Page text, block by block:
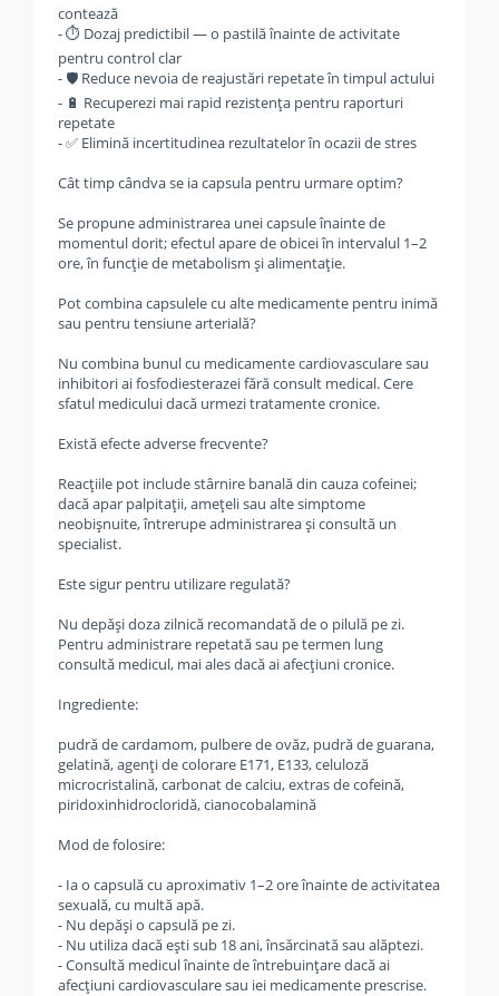
contează
- ⏱️ Dozaj predictibil — o pastilă înainte de activitate
pentru control clar
- 🛡️ Reduce nevoia de reajustări repetate în timpul actului
- 🔋 Recuperezi mai rapid rezistența pentru raporturi
repetate
- ✅ Elimină incertitudinea rezultatelor în ocazii de stres
Cât timp cândva se ia capsula pentru urmare optim?
Se propune administrarea unei capsule înainte de
momentul dorit; efectul apare de obicei în intervalul 1–2
ore, în funcție de metabolism și alimentație.
Pot combina capsulele cu alte medicamente pentru inimă
sau pentru tensiune arterială?
Nu combina bunul cu medicamente cardiovasculare sau
inhibitori ai fosfodiesterazei fără consult medical. Cere
sfatul medicului dacă urmezi tratamente cronice.
Există efecte adverse frecvente?
Reacțiile pot include stârnire banală din cauza cofeinei;
dacă apar palpitații, amețeli sau alte simptome
neobișnuite, întrerupe administrarea și consultă un
specialist.
Este sigur pentru utilizare regulată?
Nu depăși doza zilnică recomandată de o pilulă pe zi.
Pentru administrare repetată sau pe termen lung
consultă medicul, mai ales dacă ai afecțiuni cronice.
Ingrediente:
pudră de cardamom, pulbere de ovăz, pudră de guarana,
gelatină, agenți de colorare E171, E133, celuloză
microcristalină, carbonat de calciu, extras de cofeină,
piridoxinhidrocloridă, cianocobalamină
Mod de folosire:
- Ia o capsulă cu aproximativ 1–2 ore înainte de activitatea
sexuală, cu multă apă.
- Nu depăși o capsulă pe zi.
- Nu utiliza dacă ești sub 18 ani, însărcinată sau alăptezi.
- Consultă medicul înainte de întrebuințare dacă ai
afecțiuni cardiovasculare sau iei medicamente prescrise.